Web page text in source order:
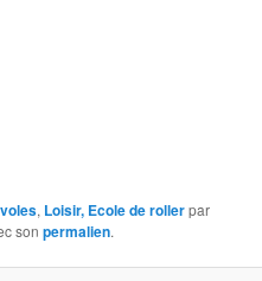
, Loisir, Ecole de rollerpar
sonpermalien.